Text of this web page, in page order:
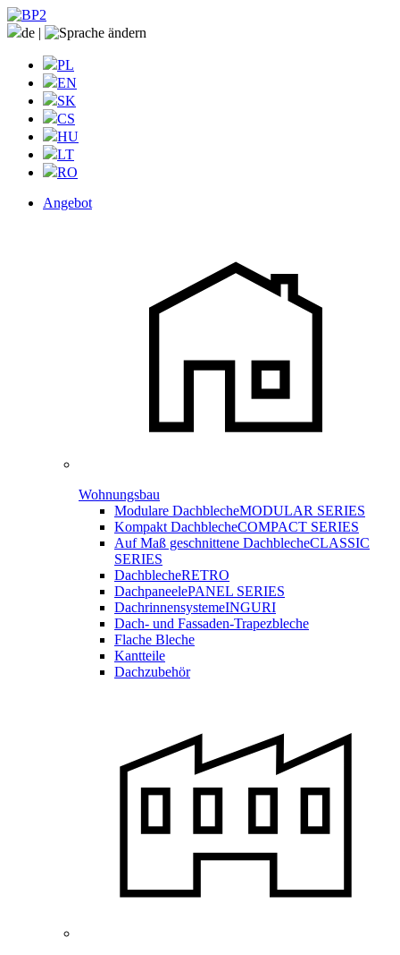
de |
PL
EN
SK
CS
HU
LT
RO
Angebot
Wohnungsbau
Modulare DachblecheMODULAR SERIES
Kompakt DachblecheCOMPACT SERIES
Auf Maß geschnittene DachblecheCLASSIC
SERIES
DachblecheRETRO
DachpaneelePANEL SERIES
DachrinnensystemeINGURI
Dach- und Fassaden-Trapezbleche
Flache Bleche
Kantteile
Dachzubehör